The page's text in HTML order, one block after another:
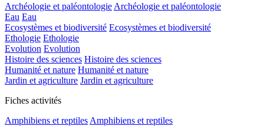
Archéologie et paléontologie Archéologie et paléontologie
Eau Eau
Ecosystèmes et biodiversité Ecosystèmes et biodiversité
Ethologie Ethologie
Evolution Evolution
Histoire des sciences Histoire des sciences
Humanité et nature Humanité et nature
Jardin et agriculture Jardin et agriculture
Fiches activités
Amphibiens et reptiles Amphibiens et reptiles